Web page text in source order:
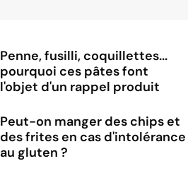
Penne, fusilli, coquillettes...
pourquoi ces pâtes font
l'objet d'un rappel produit
Peut-on manger des chips et
des frites en cas d'intolérance
au gluten ?